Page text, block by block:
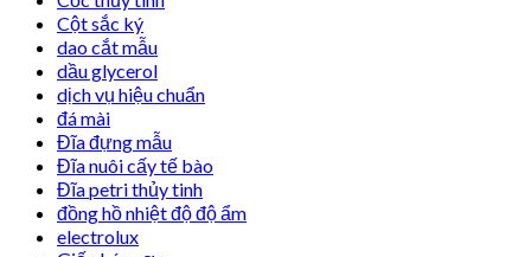
Cột sắc ký
dao cắt mẫu
dầu glycerol
dịch vụ hiệu chuẩn
đá mài
Đĩa đựng mẫu
Đĩa nuôi cấy tế bào
Đĩa petri thủy tinh
đồng hồ nhiệt độ độ ẩm
electrolux